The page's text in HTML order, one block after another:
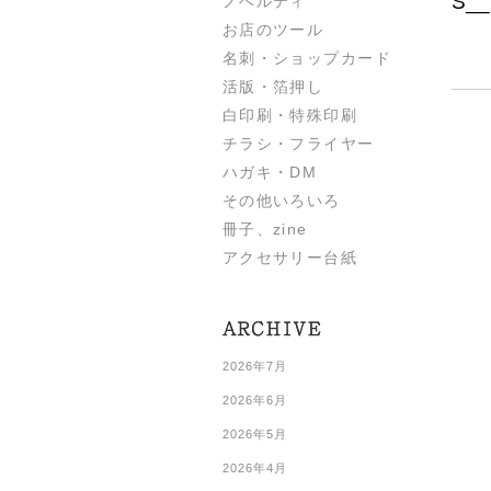
お店のツール
名刺・ショップカード
活版・箔押し
白印刷・特殊印刷
チラシ・フライヤー
ハガキ・DM
その他いろいろ
冊子、zine
アクセサリー台紙
2026年7月
2026年6月
2026年5月
2026年4月